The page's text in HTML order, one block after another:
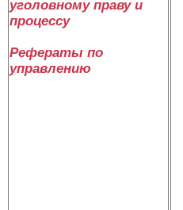
уголовному праву и
процессу
Рефераты по
управлению